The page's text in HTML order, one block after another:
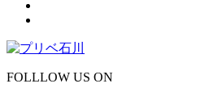
FOLLLOW US ON